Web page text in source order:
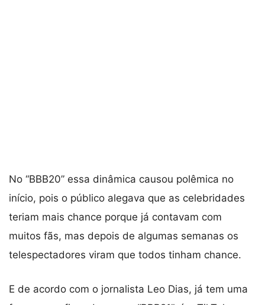
No “BBB20” essa dinâmica causou polêmica no
início, pois o público alegava que as celebridades
teriam mais chance porque já contavam com
muitos fãs, mas depois de algumas semanas os
telespectadores viram que todos tinham chance.
E de acordo com o jornalista Leo Dias, já tem uma